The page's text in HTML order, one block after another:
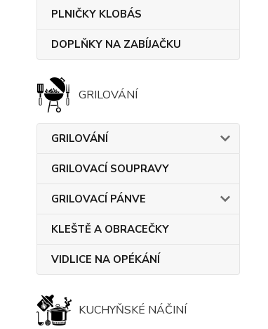
PLNIČKY KLOBÁS
DOPLŇKY NA ZABÍJAČKU
GRILOVÁNÍ
GRILOVÁNÍ
GRILOVACÍ SOUPRAVY
GRILOVACÍ PÁNVE
KLEŠTĚ A OBRACEČKY
VIDLICE NA OPÉKÁNÍ
KUCHYŇSKÉ NÁČINÍ